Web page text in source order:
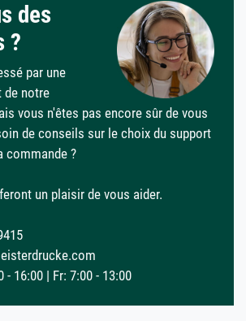
des
?
par une
de notre
vous n'êtes pas encore sûr de vous
de conseils sur le choix du support
commande ?
un plaisir de vous aider.
- 16:00 | Fr: 7:00 - 13:00